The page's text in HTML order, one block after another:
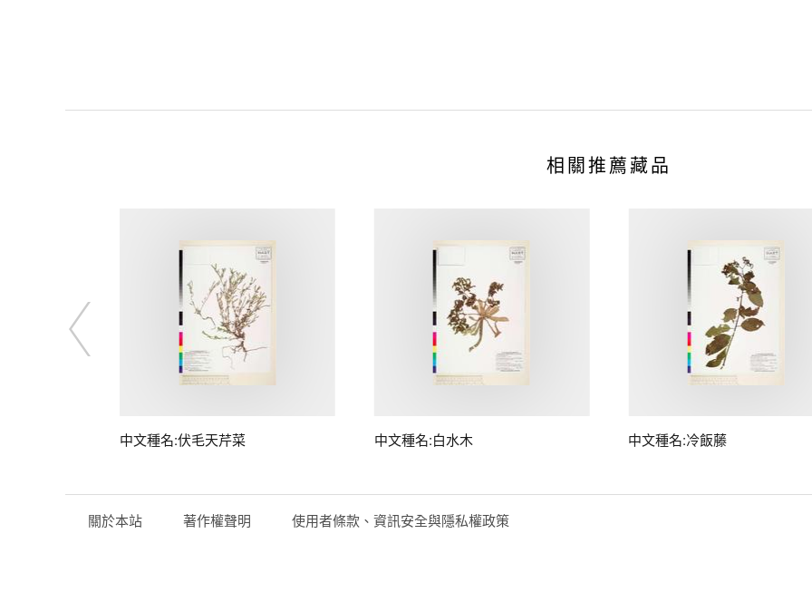
相關推薦藏品
中文種名:伏毛天芹菜 中文種名:白水木 中文種名:冷飯藤
關於本站 著作權聲明 使用者條款、資訊安全與隱私權政策